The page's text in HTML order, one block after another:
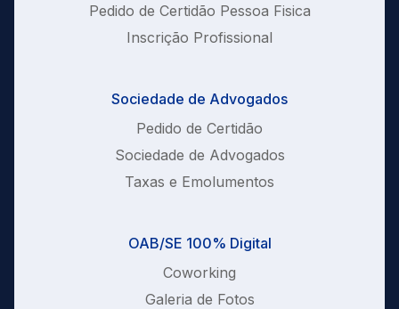
Pedido de Certidão Pessoa Fisica
Inscrição Profissional
Sociedade de Advogados
Pedido de Certidão
Sociedade de Advogados
Taxas e Emolumentos
OAB/SE 100% Digital
Coworking
Galeria de Fotos